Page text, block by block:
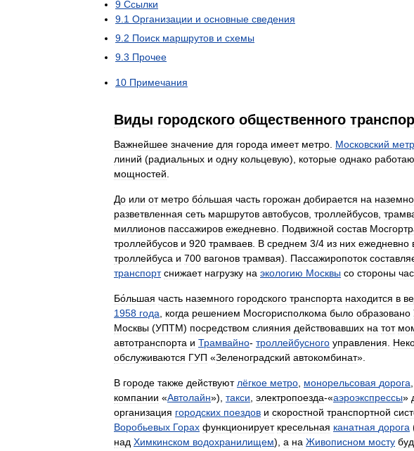
9 Ссылки
9.1 Организации и основные сведения
9.2 Поиск маршрутов и схемы
9.3 Прочее
10 Примечания
Виды городского общественного
Важнейшее значение для города имеет метро. Московский
линий (радиальных и одну кольцевую), которые однако
мощностей.
До или от метро бо́льшая часть горожан добирается на
разветвленная сеть маршрутов автобусов, троллейбусов,
миллионов пассажиров ежедневно. Подвижной состав
троллейбусов и 920 трамваев. В среднем 3/4 из них ежедневно
троллейбуса и 700 вагонов трамвая). Пассажиропоток
транспорт снижает нагрузку на экологию Москвы со стороны
Бо́льшая часть наземного городского транспорта находится в
1958 года, когда решением Мосгорисполкома было образовано
Москвы (УПТМ) посредством слияния действовавших на тот
автотранспорта и Трамвайно- троллейбусного управления.
обслуживаются ГУП «Зеленоградский автокомбинат».
В городе также действуют лёгкое метро, монорельсовая дорога,
компании «Автолайн»), такси, электропоезда-«аэроэкспрессы»
организация городских поездов и скоростной транспортной
Воробьевых Горах функционирует кресельная канатная дорога
над Химкинском водохранилищем), а на Живописном мосту